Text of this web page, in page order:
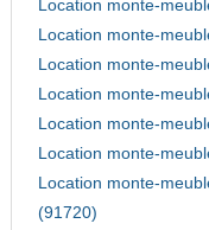
Location monte-
Location monte-
Location monte-
Location monte-
Location monte-
Location monte-
Location monte-
(91720)